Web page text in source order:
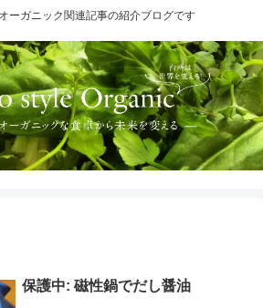
ーガニック関連記事の紹介ブログです
保護中: 磁性鍋でだし醤油